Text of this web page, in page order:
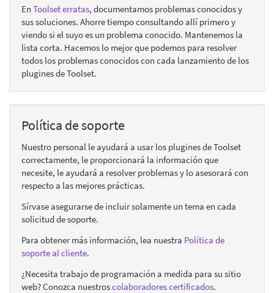
En Toolset erratas, documentamos problemas conocidos y
sus soluciones. Ahorre tiempo consultando allí primero y
viendo si el suyo es un problema conocido. Mantenemos la
lista corta. Hacemos lo mejor que podemos para resolver
todos los problemas conocidos con cada lanzamiento de los
plugines de Toolset.
Política de soporte
Nuestro personal le ayudará a usar los plugines de Toolset
correctamente, le proporcionará la información que
necesite, le ayudará a resolver problemas y lo asesorará con
respecto a las mejores prácticas.
Sírvase asegurarse de incluir solamente un tema en cada
solicitud de soporte.
Para obtener más información, lea nuestra Política de
soporte al cliente.
¿Necesita trabajo de programación a medida para su sitio
web? Conozca nuestroscolaboradores certificados.